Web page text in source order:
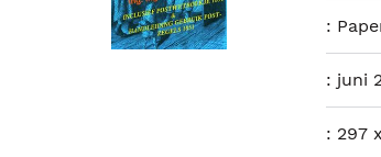
:
: juni
: 297